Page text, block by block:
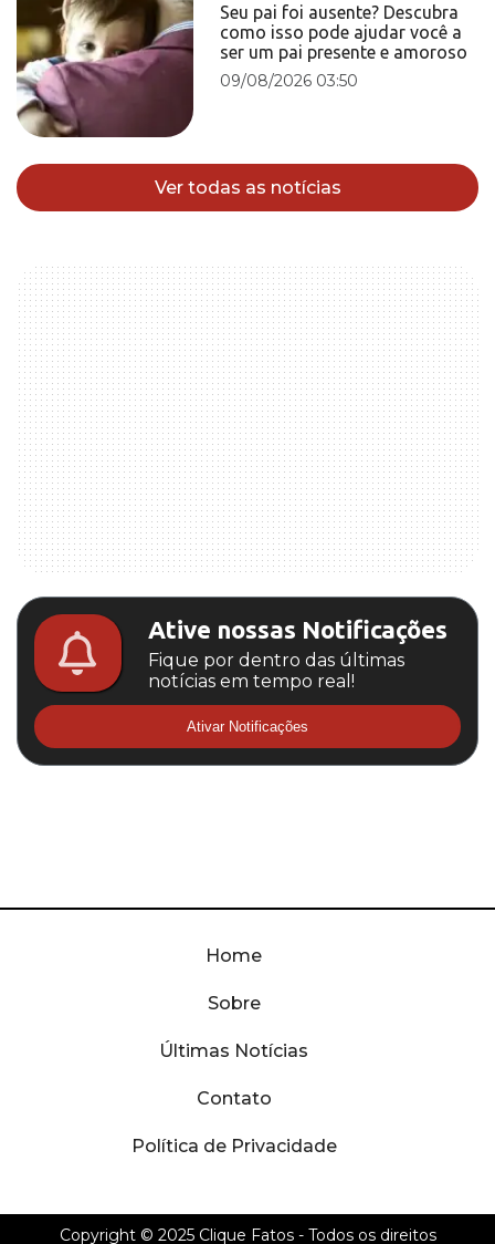
Seu pai foi ausente? Descubra
como isso pode ajudar você a
ser um pai presente e amoroso
09/08/2026 03:50
Ver todas as notícias
Ative nossas Notificações
Fique por dentro das últimas
notícias em tempo real!
Ativar Notificações
Home
Sobre
Últimas Notícias
Contato
Política de Privacidade
Copyright © 2025 Clique Fatos- Todos os direitos